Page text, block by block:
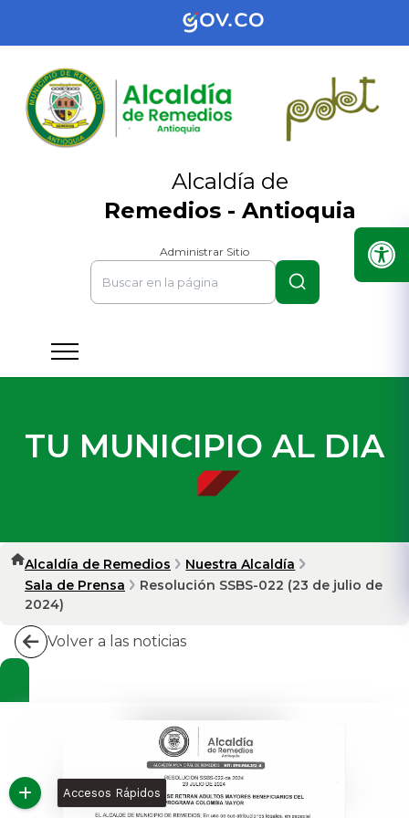
Alcaldía de
Remedios - Antioquia
Administrar Sitio
TU MUNICIPIO AL DIA
Alcaldía de Remedios
Nuestra Alcaldía
Sala de Prensa
Resolución SSBS-022 (23 de julio de
2024)
Volver a las noticias
Accesos Rápidos